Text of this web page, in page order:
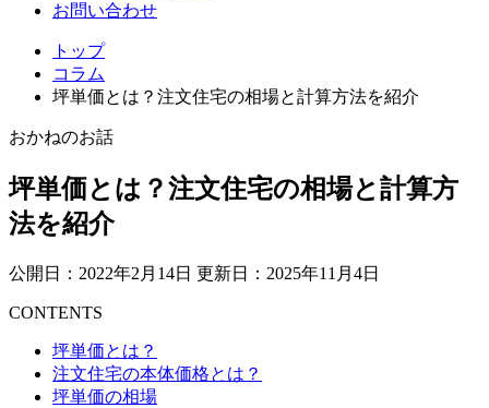
お問い合わせ
トップ
コラム
坪単価とは？注文住宅の相場と計算方法を紹介
おかねのお話
坪単価とは？注文住宅の相場と計算方
法を紹介
公開日：2022年2月14日 更新日：2025年11月4日
CONTENTS
坪単価とは？
注文住宅の本体価格とは？
坪単価の相場